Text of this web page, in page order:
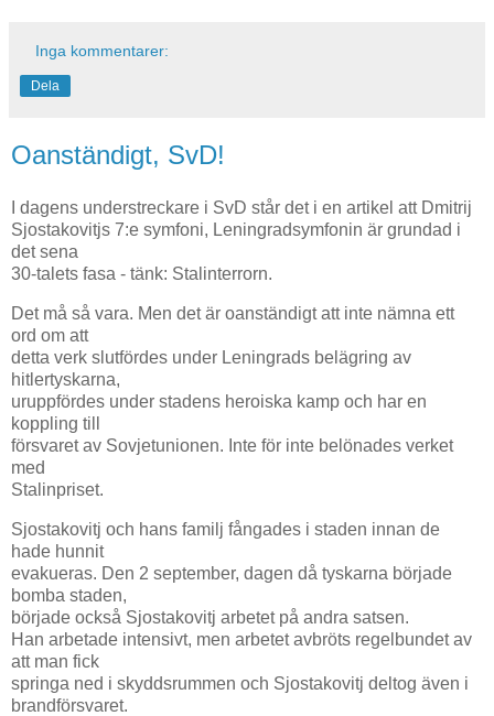
Inga kommentarer:
Dela
Oanständigt, SvD!
I dagens understreckare i SvD står det i en artikel att Dmitrij
Sjostakovitjs 7:e symfoni, Leningradsymfonin är grundad i
det sena
30-talets fasa - tänk: Stalinterrorn.
Det må så vara. Men det är oanständigt att inte nämna ett
ord om att
detta verk slutfördes under Leningrads belägring av
hitlertyskarna,
uruppfördes under stadens heroiska kamp och har en
koppling till
försvaret av Sovjetunionen. Inte för inte belönades verket
med
Stalinpriset.
Sjostakovitj och hans familj fångades i staden innan de
hade hunnit
evakueras. Den 2 september, dagen då tyskarna började
bomba staden,
började också Sjostakovitj arbetet på andra satsen.
Han arbetade intensivt, men arbetet avbröts regelbundet av
att man fick
springa ned i skyddsrummen och Sjostakovitj deltog även i
brandförsvaret.